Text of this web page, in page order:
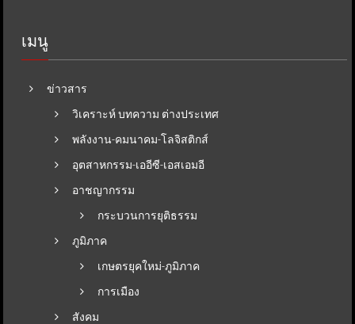
เมนู
ข่าวสาร
วิเคราะห์ บทความ ต่างประเทศ
พลังงาน-คมนาคม-โลจิสติกส์
อุตสาหกรรม-เออีซี-เอสเอมอี
อาชญากรรม
กระบวนการยุติธรรม
ภูมิภาค
เกษตรยุคใหม่-ภูมิภาค
การเมือง
สังคม